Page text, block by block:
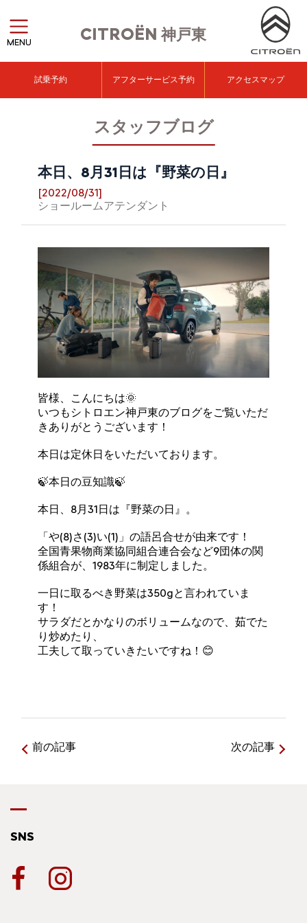
CITROËN神戸東
MENU
試乗予約 アフターサービス予約 アクセスマップ
スタッフブログ
本日、8月31日は『野菜の日』
[2022/08/31]
ショールームアテンダント
皆様、こんにちは🌞
いつもシトロエン神戸東のブログをご覧いただ
きありがとうございます！
本日は定休日をいただいております。
🍃本日の豆知識🍃
本日、8月31日は『野菜の日』。
「や(8)さ(3)い(1)」の語呂合せが由来です！
全国青果物商業協同組合連合会など9団体の関
係組合が、1983年に制定しました。
一日に取るべき野菜は350gと言われていま
す！
サラダだとかなりのボリュームなので、茹でた
り炒めたり、
工夫して取っていきたいですね！😊
前の記事 次の記事
SNS